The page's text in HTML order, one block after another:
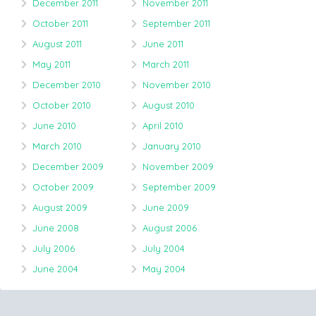
December 2011
November 2011
October 2011
September 2011
August 2011
June 2011
May 2011
March 2011
December 2010
November 2010
October 2010
August 2010
June 2010
April 2010
March 2010
January 2010
December 2009
November 2009
October 2009
September 2009
August 2009
June 2009
June 2008
August 2006
July 2006
July 2004
June 2004
May 2004